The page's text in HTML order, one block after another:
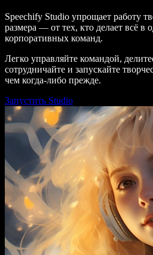
Speechify Studio упрощает работу
размера — от тех, кто делает всё в
корпоративных команд.
Легко управляйте командой,
сотрудничайте и запускайте
чем когда-либо прежде.
Запустить Studio